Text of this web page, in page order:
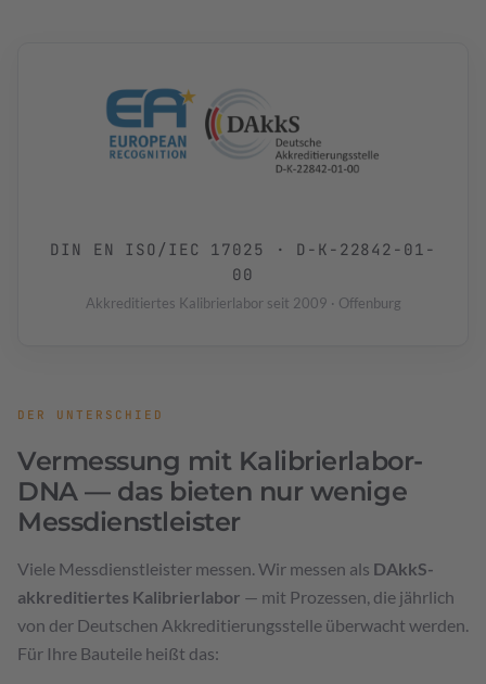
DIN EN ISO/IEC 17025 · D-K-22842-01-
00
Akkreditiertes Kalibrierlabor seit 2009 · Offenburg
DER UNTERSCHIED
Vermessung mit Kalibrierlabor-
DNA — das bieten nur wenige
Messdienstleister
Viele Messdienstleister messen. Wir messen als DAkkS-
akkreditiertes Kalibrierlabor — mit Prozessen, die jährlich
von der Deutschen Akkreditierungsstelle überwacht werden.
Für Ihre Bauteile heißt das: